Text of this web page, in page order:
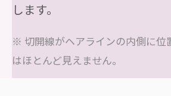
します。
※ 切開線がヘアラインの内側に位
はほとんど見えません。